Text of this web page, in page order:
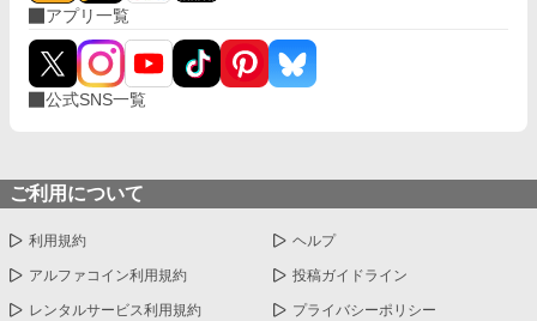
アプリ一覧
公式SNS一覧
ご利用について
利用規約 ヘルプ
アルファコイン利用規約 投稿ガイドライン
レンタルサービス利用規約 プライバシーポリシー